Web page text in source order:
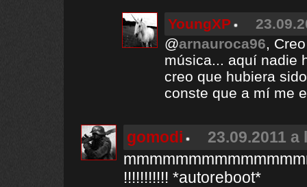
YoungXP
@arnauroca96,
música... aquí nadie
creo que hubiera
conste que a mí me
gomodi
23.09.2011 a
!!!!!!!!!!! *autoreboot*